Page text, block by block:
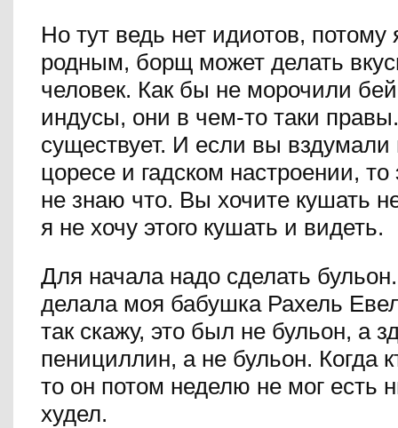
Но тут ведь нет идиотов, потому
родным, борщ может делать
человек. Как бы не морочили
индусы, они в чем-то таки
существует. И если вы вздумали
цоресе и гадском настроении,
не знаю что. Вы хочите кушать
я не хочу этого кушать и видеть.
Для начала надо сделать
делала моя бабушка Рахель
так скажу, это был не бульон, а
пенициллин, а не бульон. Когда
то он потом неделю не мог есть
худел.